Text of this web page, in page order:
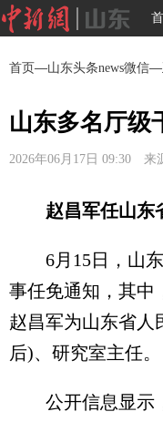
首页—山东头条news微信—
山东多名厅级
2026年06月17日 09:30 来
赵昌军任山东
6月15日，山东
事任免通知，其中
赵昌军为山东省人
后)、研究室主任。
公开信息显示，